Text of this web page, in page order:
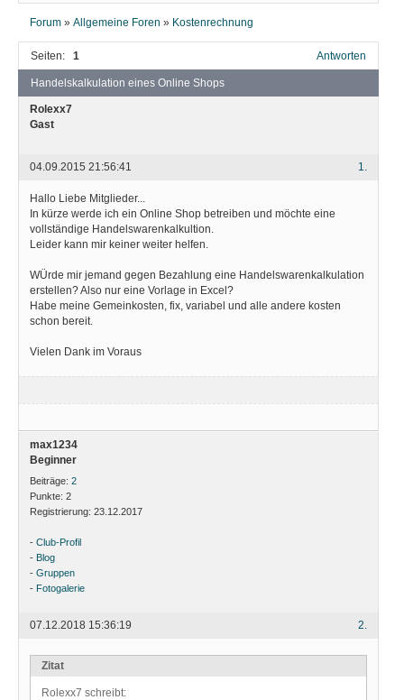
Forum »Allgemeine Foren » Kostenrechnung
Seiten: 1 Antworten
Handelskalkulation eines Online Shops
Rolexx7
Gast
1.
04.09.2015 21:56:41
Hallo Liebe Mitglieder...
In kürze werde ich ein Online Shop betreiben und möchte eine
vollständige Handelswarenkalkultion.
Leider kann mir keiner weiter helfen.
WÜrde mir jemand gegen Bezahlung eine Handelswarenkalkulation
erstellen? Also nur eine Vorlage in Excel?
Habe meine Gemeinkosten, fix, variabel und alle andere kosten
schon bereit.
Vielen Dank im Voraus
max1234
Beginner
Beiträge: 2
Punkte: 2
Registrierung: 23.12.2017
- Club-Profil
- Blog
- Gruppen
- Fotogalerie
2.
07.12.2018 15:36:19
Zitat
Rolexx7 schreibt: